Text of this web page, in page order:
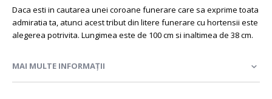
Daca esti in cautarea unei coroane funerare care sa exprime toata
admiratia ta, atunci acest tribut din litere funerare cu hortensii este
alegerea potrivita. Lungimea este de 100 cm si inaltimea de 38 cm.
MAI MULTE INFORMAȚII